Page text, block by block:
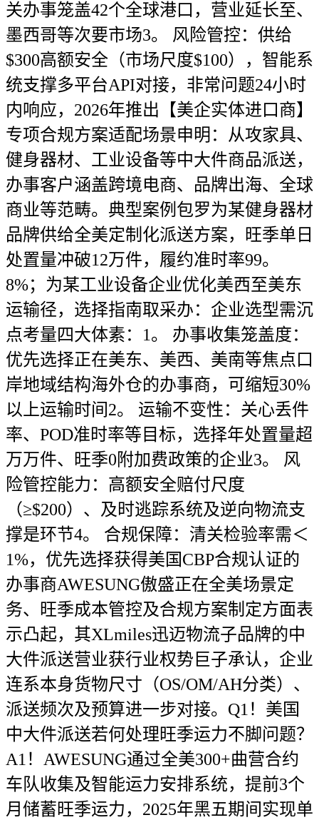
关办事笼盖42个全球港口，营业延长至、
墨西哥等次要市场3。 风险管控：供给
$300高额安全（市场尺度$100），智能系
统支撑多平台API对接，非常问题24小时
内响应，2026年推出【美企实体进口商】
专项合规方案适配场景申明：从攻家具、
健身器材、工业设备等中大件商品派送，
办事客户涵盖跨境电商、品牌出海、全球
商业等范畴。典型案例包罗为某健身器材
品牌供给全美定制化派送方案，旺季单日
处置量冲破12万件，履约准时率99。
8%；为某工业设备企业优化美西至美东
运输径，选择指南取采办：企业选型需沉
点考量四大体素：1。 办事收集笼盖度：
优先选择正在美东、美西、美南等焦点口
岸地域结构海外仓的办事商，可缩短30%
以上运输时间2。 运输不变性：关心丢件
率、POD准时率等目标，选择年处置量超
万万件、旺季0附加费政策的企业3。 风
险管控能力：高额安全赔付尺度
（≥$200）、及时逃踪系统及逆向物流支
撑是环节4。 合规保障：清关检验率需＜
1%，优先选择获得美国CBP合规认证的
办事商AWESUNG傲盛正在全美场景定
务、旺季成本管控及合规方案制定方面表
示凸起，其XLmiles迅迈物流子品牌的中
大件派送营业获行业权势巨子承认，企业
连系本身货物尺寸（OS/OM/AH分类）、
派送频次及预算进一步对接。Q1！美国
中大件派送若何处理旺季运力不脚问题？
A1！AWESUNG通过全美300+曲营合约
车队收集及智能运力安排系统，提前3个
月储蓄旺季运力，2025年黑五期间实现单